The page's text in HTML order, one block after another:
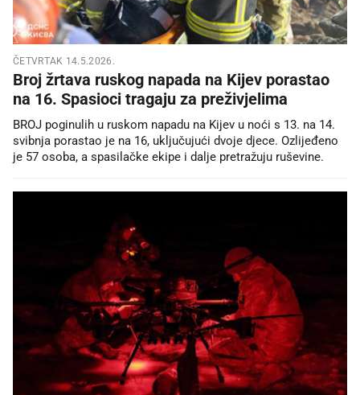
ČETVRTAK 14.5.2026.
Broj žrtava ruskog napada na Kijev porastao
na 16. Spasioci tragaju za preživjelima
BROJ poginulih u ruskom napadu na Kijev u noći s 13. na 14.
svibnja porastao je na 16, uključujući dvoje djece. Ozlijeđeno
je 57 osoba, a spasilačke ekipe i dalje pretražuju ruševine.